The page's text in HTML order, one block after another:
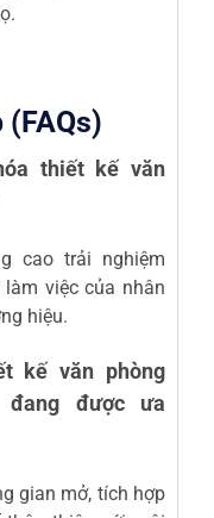
(FAQs)
thiết kế văn
cao trải nghiệm
việc của nhân
hiệu.
kế văn phòng
đang được ưa
gian mở, tích hợp